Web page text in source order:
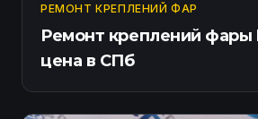
РЕМОНТ КРЕПЛЕНИЙ ФАР
Ремонт креплений фары
цена в СПб